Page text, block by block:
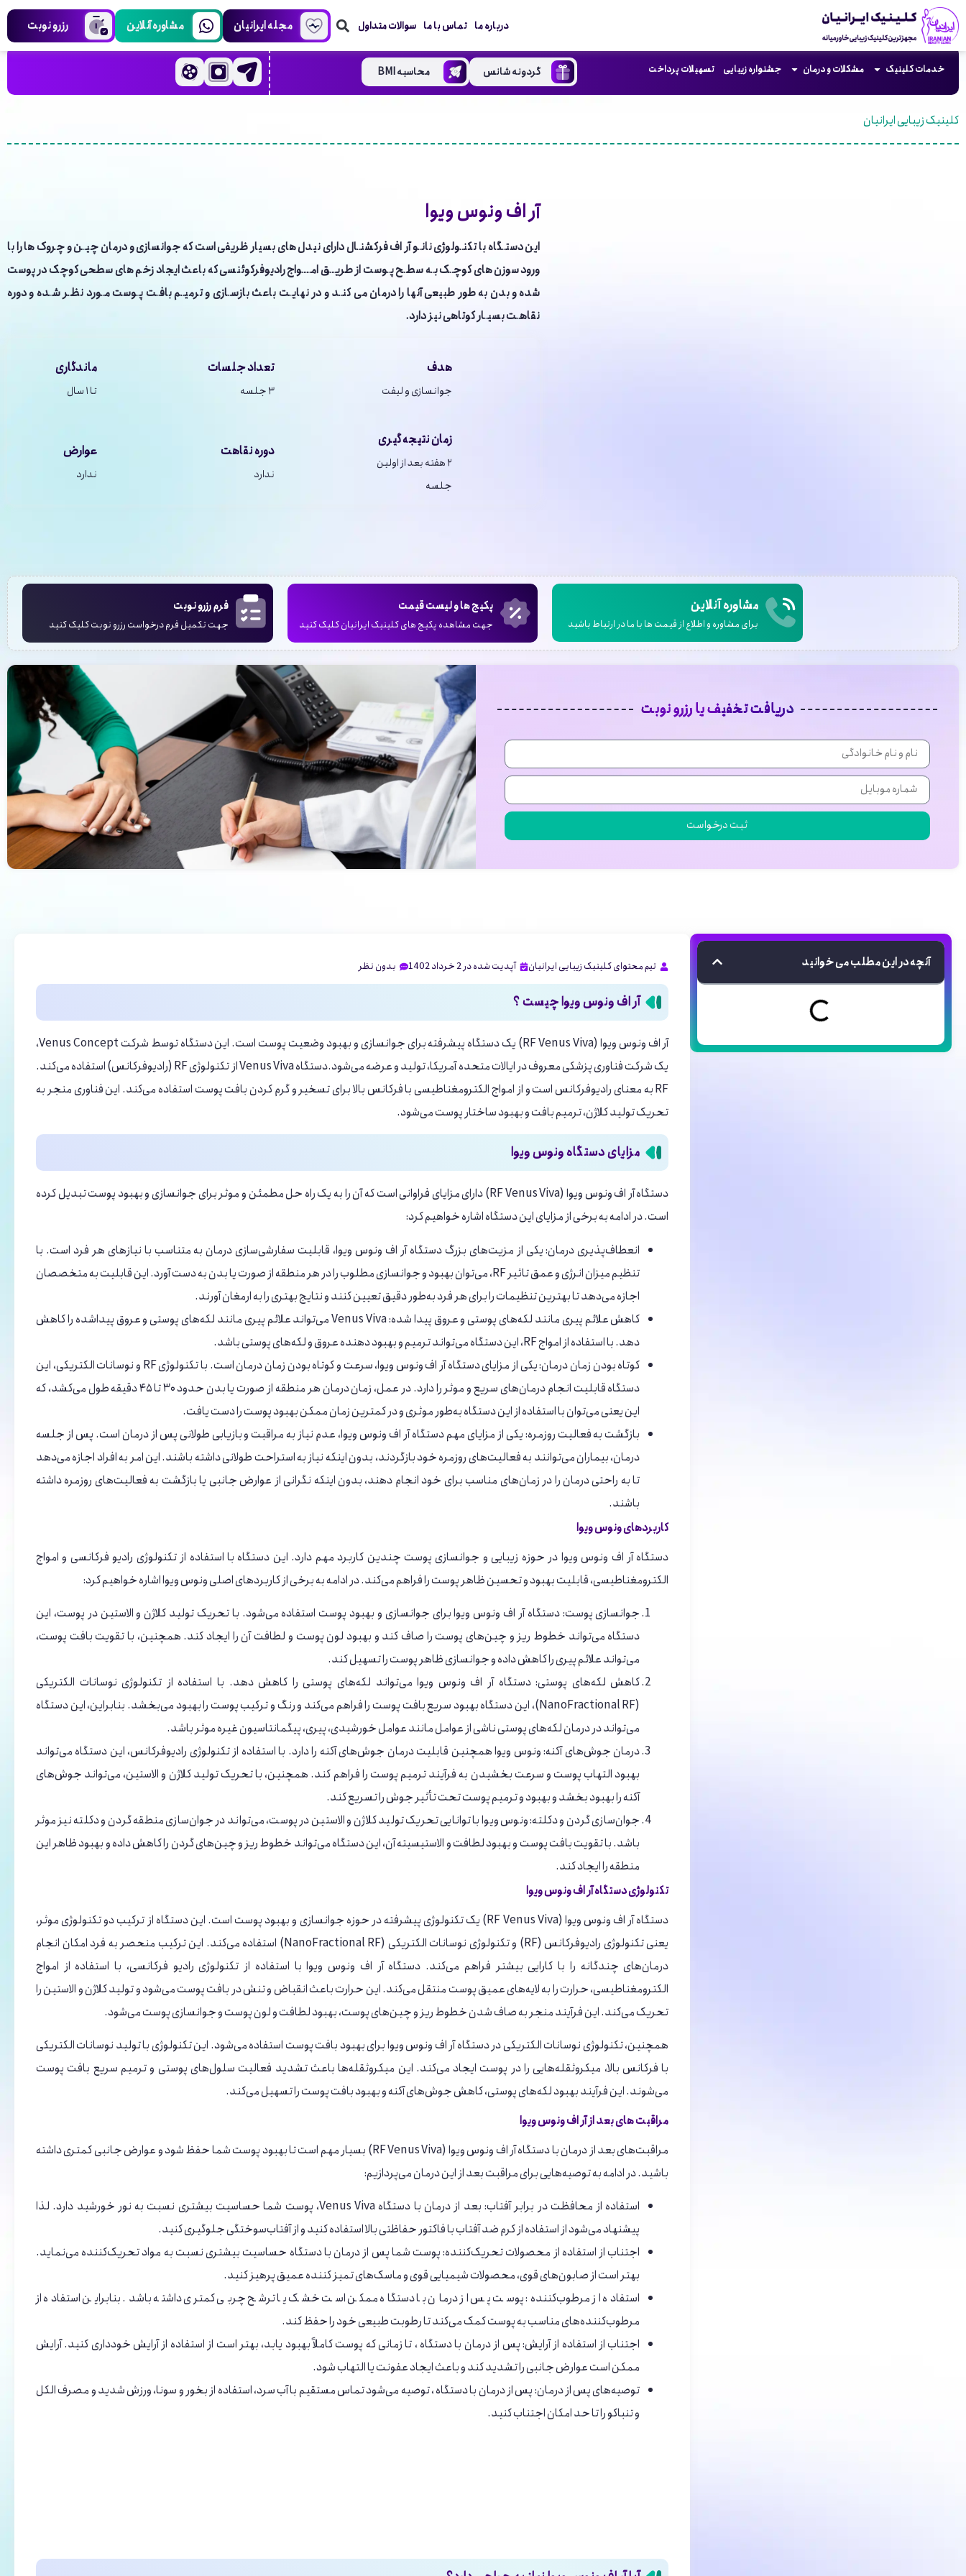
رزرو نوبت مشاوره آنلاین مجله ایرانیان درباره ما تماس با ما سوالات متداول
خدمات کلینیک مشکلات و درمان جشنواره زیبایی تسهیلات پرداخت گردونه شانس محاسبه BMI
کلینیک زیبایی ایرانیان
آر اف ونوس ویوا
این دستـگاه با تکنـولوژی نانـو آر اف فرکشنـال دارای نیدل ­های بسیار ظریفی است که جوانسازی و درمان چیـن و چروک ها را با
ورود سوزن های کوچـک بـه سطـح پـوست از طریــق امـــواج رادیوفرکوئنسی که باعث ایجاد زخم های سطحی کوچک در پوست
شده و بدن به طور طبیعی آن­ها را درمان می­ کنـد و در نهایـت باعث بازسـازی و ترمیـم بافـت پـوست مـورد نظـر شـده و دوره
نقاهـت بسیـار کوتاهی نیز دارد.
هدف
جوانسازی و لیفت
تعداد جلسات
۳ جلسه
ماندگاری
تا ۱ سال
زمان نتیجه گیری
۲ هفته بعد از اولین
جلسه
دوره نقاهت
ندارد
عوارض
ندارد
مشاوره آنلاین
برای مشاوره و اطلاع از قیمت ها با ما در ارتباط باشید
پکیج ها و لیست قیمت
جهت مشاهده پکیج های کلینیک ایرانیان کلیک کنید
فرم رزرو نوبت
جهت تکمیل فرم درخواست رزرو نوبت کلیک کنید
دریافت تخفیف یا رزرو نوبت
ثبت درخواست
آنچه در این مطلب می خوانید تیم محتوای کلینیک زیبایی ایرانیان آپدیت شده در 2 خرداد 1402 بدون نظر
آر اف ونوس ویوا چیست ؟
آر اف ونوس ویوا (RF Venus Viva) یک دستگاه پیشرفته برای جوانسازی و بهبود وضعیت پوست است. این دستگاه توسط شرکت Venus Concept،
یک شرکت فناوری پزشکی معروف در ایالات متحده آمریکا، تولید و عرضه می‌شود.دستگاه Venus Viva از تکنولوژی RF (رادیوفرکانس) استفاده می‌کند.
RF به معنای رادیوفرکانس است و از امواج الکترومغناطیسی با فرکانس بالا برای تسخیر و گرم ‌کردن بافت پوست استفاده می‌کند. این فناوری منجر به
تحریک تولید کلاژن، ترمیم بافت و بهبود ساختار پوست می‌شود.
مزایای دستگاه ونوس ویوا
دستگاه آر اف ونوس ویوا (RF Venus Viva) دارای مزایای فراوانی است که آن را به یک راه حل مطمئن و موثر برای جوانسازی و بهبود پوست تبدیل کرده
است. در ادامه به برخی از مزایای این دستگاه اشاره خواهیم کرد:
انعطاف‌پذیری درمان: یکی از مزیت‌های بزرگ دستگاه آر اف ونوس ویوا، قابلیت سفارشی‌سازی درمان به متناسب با نیازهای هر فرد است. با
تنظیم میزان انرژی و عمق تاثیر RF، می‌توان بهبود و جوانسازی مطلوب را در هر منطقه از صورت یا بدن به دست آورد. این قابلیت به متخصصان
اجازه می‌دهد تا بهترین تنظیمات را برای هر فرد به‌طور دقیق تعیین کنند و نتایج بهتری را به ارمغان آورند.
کاهش علائم پیری مانند لکه‌های پوستی و عروق پیدا شده: Venus Viva می‌تواند علائم پیری مانند لکه‌های پوستی و عروق پیداشده را کاهش
دهد. با استفاده از امواج RF، این دستگاه می‌تواند ترمیم و بهبود دهنده عروق و لکه‌های پوستی باشد.
کوتاه بودن زمان درمان: یکی از مزایای دستگاه آر اف ونوس ویوا، سرعت و کوتاه بودن زمان درمان است. با تکنولوژی RF و نوسانات الکتریکی، این
دستگاه قابلیت انجام درمان‌های سریع و موثر را دارد. در عمل، زمان درمان هر منطقه از صورت یا بدن حدود ۳۰ تا ۴۵ دقیقه طول می‌کشد، که
این یعنی می‌توان با استفاده از این دستگاه به‌طور موثری و در کمترین زمان ممکن بهبود پوست را دست یافت.
بازگشت به فعالیت روزمره: یکی از مزایای مهم دستگاه آر اف ونوس ویوا، عدم نیاز به مراقبت و بازیابی طولانی پس از درمان است. پس از جلسه
درمان، بیماران می‌توانند به فعالیت‌های روزمره خود بازگردند، بدون اینکه نیاز به استراحت طولانی داشته باشند. این امر به افراد اجازه می‌دهد
تا به راحتی درمان را در زمان‌های مناسب برای خود انجام دهند، بدون اینکه نگرانی از عوارض جانبی یا بازگشت به فعالیت‌های روزمره داشته
باشند.
کاربردهای ونوس ویوا
دستگاه آر اف ونوس ویوا در حوزه زیبایی و جوانسازی پوست چندین کاربرد مهم دارد. این دستگاه با استفاده از تکنولوژی رادیو فرکانسی و امواج
الکترومغناطیسی، قابلیت بهبود و تحسین ظاهر پوست را فراهم می‌کند. در ادامه به برخی از کاربردهای اصلی ونوس ویوا اشاره خواهیم کرد:
جوانسازی پوست: دستگاه آر اف ونوس ویوا برای جوانسازی و بهبود پوست استفاده می‌شود. با تحریک تولید کلاژن و الاستین در پوست، این
دستگاه می‌تواند خطوط ریز و چین‌های پوست را صاف کند و بهبود لون پوست و لطافت آن را ایجاد کند. همچنین، با تقویت بافت پوست،
می‌تواند علائم پیری را کاهش داده و جوانسازی ظاهر پوست را تسهیل کند.
کاهش لکه‌های پوستی: دستگاه آر اف ونوس ویوا می‌تواند لکه‌های پوستی را کاهش دهد. با استفاده از تکنولوژی نوسانات الکتریکی
(NanoFractional RF)، این دستگاه بهبود سریع بافت پوست را فراهم می‌کند و رنگ و ترکیب پوست را بهبود می‌بخشد. بنابراین، این دستگاه
می‌تواند در درمان لکه‌های پوستی ناشی از عوامل مانند عوامل خورشیدی، پیری، پیگمانتاسیون غیره موثر باشد.
درمان جوش‌های آکنه: ونوس ویوا همچنین قابلیت درمان جوش‌های آکنه را دارد. با استفاده از تکنولوژی رادیوفرکانس، این دستگاه می‌تواند
بهبود التهاب پوست و سرعت بخشیدن به فرآیند ترمیم پوست را فراهم کند. همچنین، با تحریک تولید کلاژن و الاستین، می‌تواند جوش‌های
آکنه را بهبود بخشد و بهبود و ترمیم پوست تحت تأثیر جوش را تسریع کند.
جوان‌سازی گردن و دکلته: ونوس ویوا با توانایی تحریک تولید کلاژن و الاستین در پوست، می‌تواند در جوان‌سازی منطقه گردن و دکلته نیز موثر
باشد. با تقویت بافت پوست و بهبود لطافت و الاستیسیته آن، این دستگاه می‌تواند خطوط ریز و چین‌های گردن را کاهش داده و بهبود ظاهر این
منطقه را ایجاد کند.
تکنولوژی دستگاه آر اف ونوس ویوا
دستگاه آر اف ونوس ویوا (RF Venus Viva) یک تکنولوژی پیشرفته در حوزه جوانسازی و بهبود پوست است. این دستگاه از ترکیب دو تکنولوژی موثر،
یعنی تکنولوژی رادیوفرکانس (RF) و تکنولوژی نوسانات الکتریکی (NanoFractional RF) استفاده می‌کند. این ترکیب منحصر به فرد امکان انجام
درمان‌های چندگانه را با کارایی بیشتر فراهم می‌کند. دستگاه آر اف ونوس ویوا با استفاده از تکنولوژی رادیو فرکانسی، با استفاده از امواج
الکترومغناطیسی، حرارت را به لایه‌های عمیق پوست منتقل می‌کند. این حرارت باعث انقباض و تنش در بافت پوست می‌شود و تولید کلاژن و الاستین را
تحریک می‌کند. این فرآیند منجر به صاف شدن خطوط ریز و چین‌های پوست، بهبود لطافت و لون پوست و جوانسازی پوست می‌شود.
همچنین، تکنولوژی نوسانات الکتریکی در دستگاه آر اف ونوس ویوا برای بهبود بافت پوست استفاده می‌شود. این تکنولوژی با تولید نوسانات الکتریکی
با فرکانس بالا، میکروثقله‌هایی را در پوست ایجاد می‌کند. این میکروثقله‌ها باعث تشدید فعالیت سلول‌های پوستی و ترمیم سریع بافت پوست
می‌شوند. این فرآیند بهبود لکه‌های پوستی، کاهش جوش‌های آکنه و بهبود بافت پوست را تسهیل می‌کند.
مراقبت های بعد از آر اف ونوس ویوا
مراقبت‌های بعد از درمان با دستگاه آر اف ونوس ویوا (RF Venus Viva) بسیار مهم است تا بهبود پوست شما حفظ شود و عوارض جانبی کمتری داشته
باشید. در ادامه به توصیه‌هایی برای مراقبت بعد از این درمان می‌پردازیم:
استفاده از محافظت در برابر آفتاب: بعد از درمان با دستگاه Venus Viva، پوست شما حساسیت بیشتری نسبت به نور خورشید دارد. لذا
پیشنهاد می‌شود از استفاده از کرم ضد آفتاب با فاکتور حفاظتی بالا استفاده کنید و از آفتاب‌سوختگی جلوگیری کنید.
اجتناب از استفاده از محصولات تحریک‌کننده: پوست شما پس از درمان با دستگاه حساسیت بیشتری نسبت به مواد تحریک‌کننده می‌نماید.
بهتر است از صابون‌های قوی، محصولات شیمیایی قوی و ماسک‌های تمیز کننده عمیق پرهیز کنید.
استفاده از مرطوب‌کننده: پوست پس از درمان با دستگاه ممکن است خشک یا ترشح چربی کمتری داشته باشد. بنابراین استفاده از
مرطوب‌کننده‌های مناسب به پوست کمک می‌کند تا رطوبت طبیعی خود را حفظ کند.
اجتناب از استفاده از آرایش: پس از درمان با دستگاه ، تا زمانی که پوست کاملاً بهبود یابد، بهتر است از استفاده از آرایش خودداری کنید. آرایش
ممکن است عوارض جانبی را تشدید کند و باعث ایجاد عفونت یا التهاب شود.
توصیه‌های پس از درمان: پس از درمان با دستگاه ، توصیه می‌شود تماس مستقیم با آب سرد، استفاده از بخور و سونا، ورزش شدید و مصرف الکل
و تنباکو را تا حد امکان اجتناب کنید.